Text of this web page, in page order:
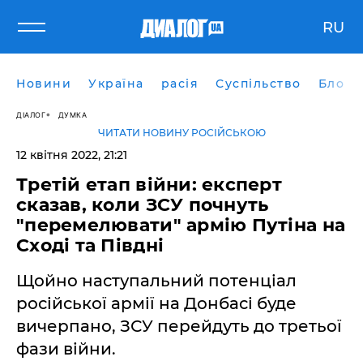
RU
Новини Україна расія Суспільство Блоги
ДІАЛОГ ДУМКА
ЧИТАТИ НОВИНУ РОСІЙСЬКОЮ
12 квітня 2022, 21:21
Третій етап війни: експерт
сказав, коли ЗСУ почнуть
"перемелювати" армію Путіна на
Сході та Півдні
Щойно наступальний потенціал
російської армії на Донбасі буде
вичерпано, ЗСУ перейдуть до третьої
фази війни.